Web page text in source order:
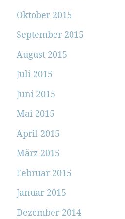
Oktober 2015
September 2015
August 2015
Juli 2015
Juni 2015
Mai 2015
April 2015
März 2015
Februar 2015
Januar 2015
Dezember 2014